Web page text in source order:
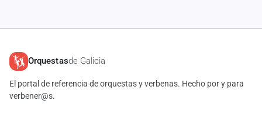
Orquestasde Galicia
El portal de referencia de orquestas y verbenas. Hecho por y para
verbener@s.